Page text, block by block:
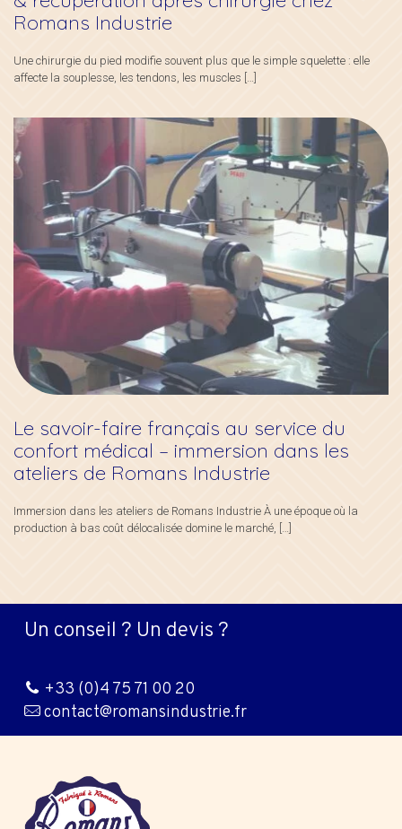
Romans Industrie
Une chirurgie du pied modifie souvent plus que le simple squelette : elle
affecte la souplesse, les tendons, les muscles
Le savoir-faire français au service du
confort médical – immersion dans les
ateliers de Romans Industrie
Immersion dans les ateliers de Romans Industrie À une époque où la
production à bas coût délocalisée domine le marché, […]
Un conseil ? Un devis ?
+33 (0)4 75 71 00 20
contact@romansindustrie.fr